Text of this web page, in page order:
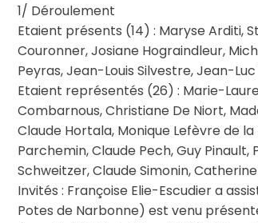
1/ Déroulement
Etaient présents (14) : Maryse Arditi,
Couronner, Josiane Hograindleur,
Peyras, Jean-Louis Silvestre, Jean-
Etaient représentés (26) : Marie-
Combarnous, Christiane De Niort,
Claude Hortala, Monique Lefèvre de
Parchemin, Claude Pech, Guy
Schweitzer, Claude Simonin,
Invités : Françoise Elie-Escudier a
Potes de Narbonne) est venu